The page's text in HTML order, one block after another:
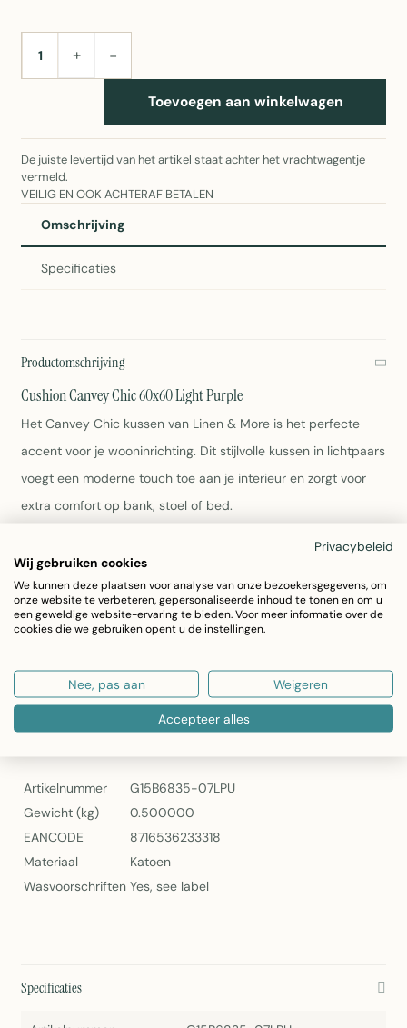
AANTAL+ −
Toevoegen aan winkelwagen
De juiste levertijd van het artikel staat achter het vrachtwagentje
vermeld.
VEILIG EN OOK ACHTERAF BETALEN
Omschrijving
Specificaties
Productomschrijving
Cushion Canvey Chic 60x60 Light Purple
Het Canvey Chic kussen van Linen & More is het perfecte
accent voor je wooninrichting. Dit stijlvolle kussen in lichtpaars
voegt een moderne touch toe aan je interieur en zorgt voor
extra comfort op bank, stoel of bed.
Materiaal: 100% katoen
Kleur: Light Purple
Artikelnummer: G15B6835-07LPU
Gewicht: 500 gram
EAN: 8716536233318
Cushion Canvey Chic 60x60 van Linen & More
Artikelnummer
G15B6835-07LPU
Gewicht (kg)
0.500000
EANCODE
8716536233318
Materiaal
Katoen
Wasvoorschriften Yes, see label
Specificaties
Privacybeleid
Wij gebruiken cookies
We kunnen deze plaatsen voor analyse van onze bezoekersgegevens, om
onze website te verbeteren, gepersonaliseerde inhoud te tonen en om u
een geweldige website-ervaring te bieden. Voor meer informatie over de
cookies die we gebruiken opent u de instellingen.
Nee, pas aan Weigeren
Accepteer alles